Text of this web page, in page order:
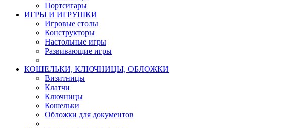
Портсигары
ИГРЫ И ИГРУШКИ
Игровые столы
Конструкторы
Настольные игры
Развивающие игры
КОШЕЛЬКИ, КЛЮЧНИЦЫ, ОБЛОЖКИ
Визитницы
Клатчи
Ключницы
Кошельки
Обложки для документов